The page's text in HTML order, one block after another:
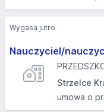
Nauczyciel/
Strzelce
umowa o
Wygasa jutro